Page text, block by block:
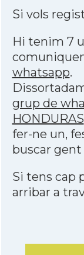
Si vols
Hi tenim 7
whatsapp.
grup de
HONDURAS
fer-ne un,
buscar
Si tens cap
arribar a